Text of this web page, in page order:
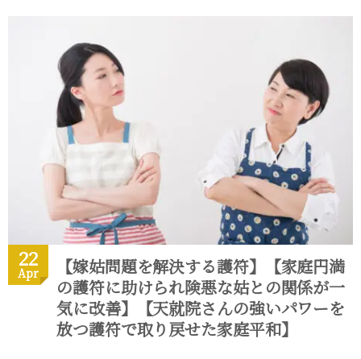
22
Apr
【嫁姑問題を解決する護符】【家庭円満
の護符に助けられ険悪な姑との関係が一
気に改善】【天就院さんの強いパワーを
放つ護符で取り戻せた家庭平和】